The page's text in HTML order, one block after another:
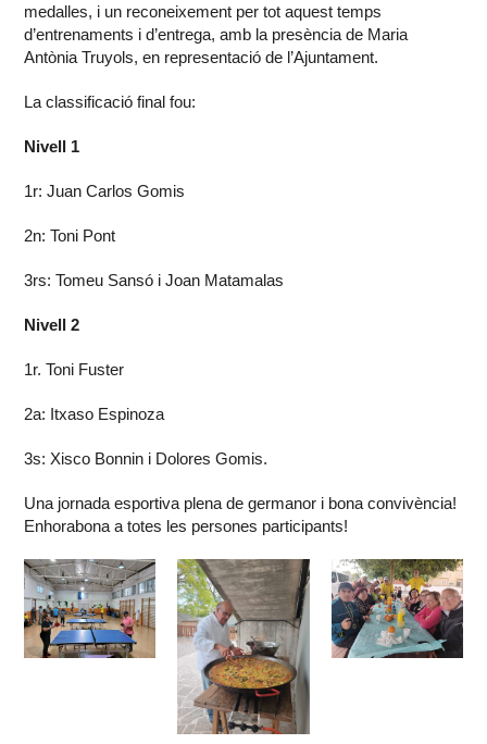
medalles, i un reconeixement per tot aquest temps
d’entrenaments i d’entrega, amb la presència de Maria
Antònia Truyols, en representació de l’Ajuntament.
La classificació final fou:
Nivell 1
1r: Juan Carlos Gomis
2n: Toni Pont
3rs: Tomeu Sansó i Joan Matamalas
Nivell 2
1r. Toni Fuster
2a: Itxaso Espinoza
3s: Xisco Bonnin i Dolores Gomis.
Una jornada esportiva plena de germanor i bona convivència!
Enhorabona a totes les persones participants!